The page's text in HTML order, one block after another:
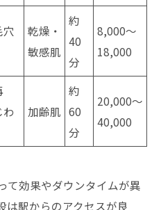
乾燥・
敏感肌
約
40
分
8,000〜
18,000
加齢肌
約
60
分
20,000〜
40,000
て効果やダウンタイムが異
は駅からのアクセスが良